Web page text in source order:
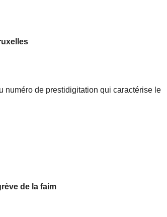
numéro de prestidigitation qui caractérise le
de la faim